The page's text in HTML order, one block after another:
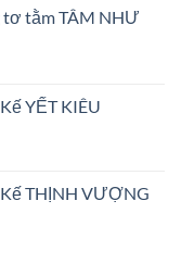
tơ tằm TÂM NHƯ
YẾT KIÊU
Kế THỊNH VƯỢNG